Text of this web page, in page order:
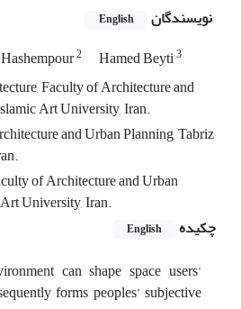
نویسندگان English
2 Hamed Beyti3
Faculty of Architecture and
Art University, Iran.
and Urban Planning, Tabriz
of Architecture and Urban
University, Iran.
چکیده
English
can shape space users’
forms peoples’ subjective